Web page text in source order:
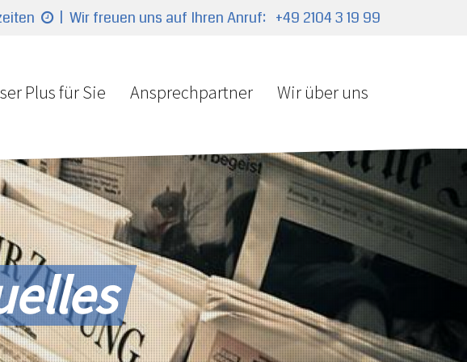
| Wir freuen uns auf Ihren Anruf: +49 2104 3 19 99
Plus für Sie Ansprechpartner Wir über uns